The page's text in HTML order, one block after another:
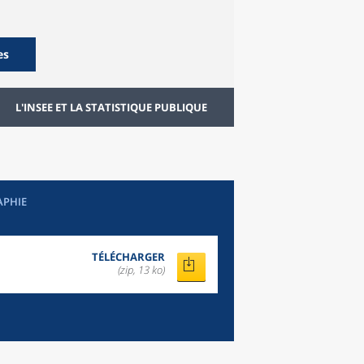
L'INSEE ET LA STATISTIQUE PUBLIQUE
TÉLÉCHARGER
(zip, 13 ko)